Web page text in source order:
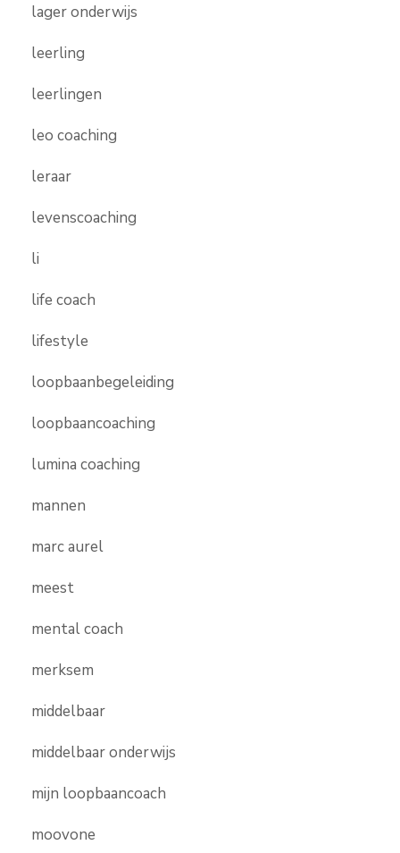
lager onderwijs
leerling
leerlingen
leo coaching
leraar
levenscoaching
li
life coach
lifestyle
loopbaanbegeleiding
loopbaancoaching
lumina coaching
mannen
marc aurel
meest
mental coach
merksem
middelbaar
middelbaar onderwijs
mijn loopbaancoach
moovone